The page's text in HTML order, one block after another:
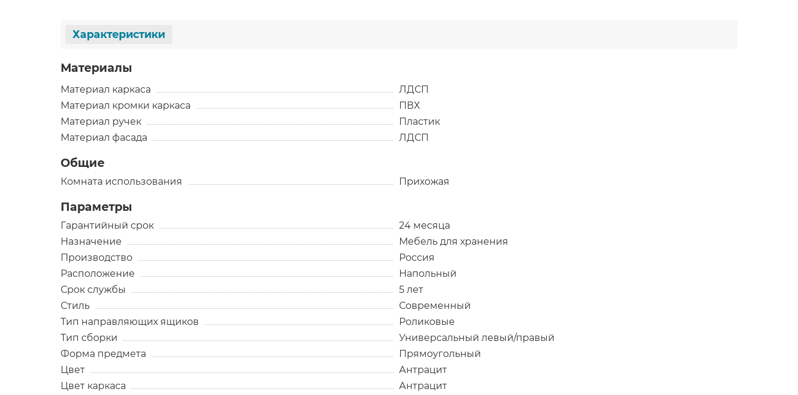
Характеристики
Материалы
Материал каркаса
ЛДСП
Материал кромки каркаса
ПВХ
Материал ручек
Пластик
Материал фасада
ЛДСП
Общие
Комната использования Прихожая
Параметры
Гарантийный срок
24 месяца
Назначение
Мебель для хранения
Производство
Россия
Расположение
Напольный
Срок службы
5 лет
Стиль
Современный
Тип направляющих ящиков
Роликовые
Тип сборки
Универсальный левый/правый
Форма предмета
Прямоугольный
Цвет
Антрацит
Цвет каркаса
Антрацит